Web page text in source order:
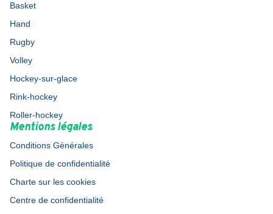
Basket
Hand
Rugby
Volley
Hockey-sur-glace
Rink-hockey
Roller-hockey
Mentions légales
Conditions Générales
Politique de confidentialité
Charte sur les cookies
Centre de confidentialité